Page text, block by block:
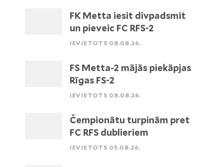
FK Metta iesit divpadsmit
un pieveic FC RFS-2
IEVIETOTS 08.08.26.
FS Metta-2 mājās piekāpjas
Rīgas FS-2
IEVIETOTS 08.08.26.
Čempionātu turpinām pret
FC RFS dublieriem
IEVIETOTS 05.08.26.